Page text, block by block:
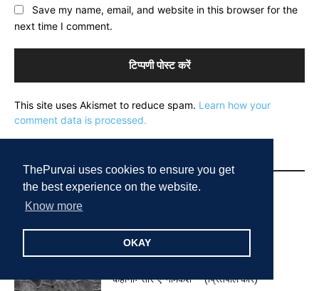
ThePurvai uses cookies to ensure you get
the best experience on the website.
Know more
OKAY
Save my name, email, and website in this browser for the
next time I comment.
This site uses Akismet to reduce spam. Learn how your
comment data is processed.
कहानीः ‘तीर-ए-नीमकश’ – (प्रितपाल कौर)